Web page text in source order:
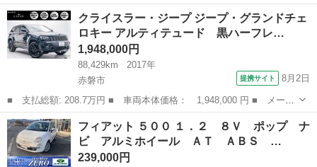
日まで有効 ナンバー：岡山 車体色：ホワイト 積載量：2トン エアコ
ン：動作良好 現状販売です。事故歴はありません。 内外装ともに綺麗
な状態で...
岡山 苫田郡 美作追分駅 その他
クライスラー・ジープ ジープ・グランドチェ
ロキー アルティテュード 黒ハーフレ…
1,948,000円
88,429km
2017年
赤磐市
提携サイト 8月2日
■ 支払総額: 208.7万円 ■ 車両本体価格： 1,948,000 円 ■ メーカ
ー名： クライスラー・ジープ ■ 車種名： ジープ・グランドチェ
ロキー ■ グレード名： アルティテュード 黒ハーフレザーシー
ト・前後ド...
岡山 赤磐市
フィアット ５００ １．２ ８Ｖ ポップ ナ
ビ アルミホイール ＡＴ ＡＢＳ …
239,000円